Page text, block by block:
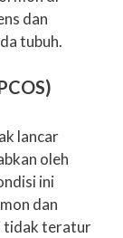
dan
tubuh.
lancar
oleh
ini
dan
tidak teratur